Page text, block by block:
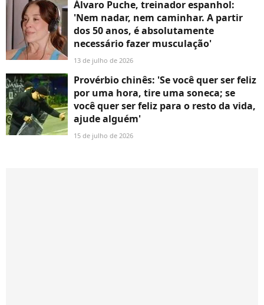
Álvaro Puche, treinador espanhol:
'Nem nadar, nem caminhar. A partir
dos 50 anos, é absolutamente
necessário fazer musculação'
13 de julho de 2026
Provérbio chinês: 'Se você quer ser feliz
por uma hora, tire uma soneca; se
você quer ser feliz para o resto da vida,
ajude alguém'
15 de julho de 2026